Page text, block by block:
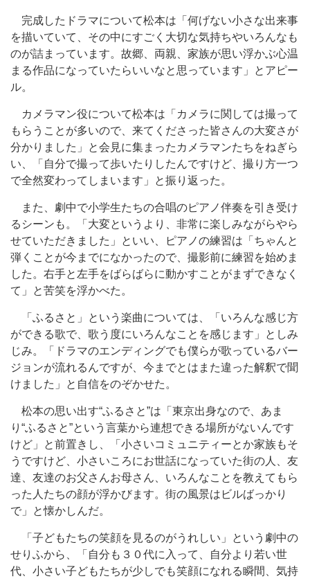
完成したドラマについて松本は「何げない小さな出来事
を描いていて、その中にすごく大切な気持ちやいろんなも
のが詰まっています。故郷、両親、家族が思い浮かぶ心温
まる作品になっていたらいいなと思っています」とアピー
ル。
カメラマン役について松本は「カメラに関しては撮って
もらうことが多いので、来てくださった皆さんの大変さが
分かりました」と会見に集まったカメラマンたちをねぎら
い、「自分で撮って歩いたりしたんですけど、撮り方一つ
で全然変わってしまいます」と振り返った。
また、劇中で小学生たちの合唱のピアノ伴奏を引き受け
るシーンも。「大変というより、非常に楽しみながらやら
せていただきました」といい、ピアノの練習は「ちゃんと
弾くことが今までになかったので、撮影前に練習を始めま
した。右手と左手をばらばらに動かすことがまずできなく
て」と苦笑を浮かべた。
「ふるさと」という楽曲については、「いろんな感じ方
ができる歌で、歌う度にいろんなことを感じます」としみ
じみ。「ドラマのエンディングでも僕らが歌っているバー
ジョンが流れるんですが、今までとはまた違った解釈で聞
けました」と自信をのぞかせた。
松本の思い出す“ふるさと”は「東京出身なので、あま
り“ふるさと”という言葉から連想できる場所がないんです
けど」と前置きし、「小さいコミュニティーとか家族もそ
うですけど、小さいころにお世話になっていた街の人、友
達、友達のお父さんお母さん、いろんなことを教えてもら
った人たちの顔が浮かびます。街の風景はビルばっかり
で」と懐かしんだ。
「子どもたちの笑顔を見るのがうれしい」という劇中の
せりふから、「自分も３０代に入って、自分より若い世
代、小さい子どもたちが少しでも笑顔になれる瞬間、気持